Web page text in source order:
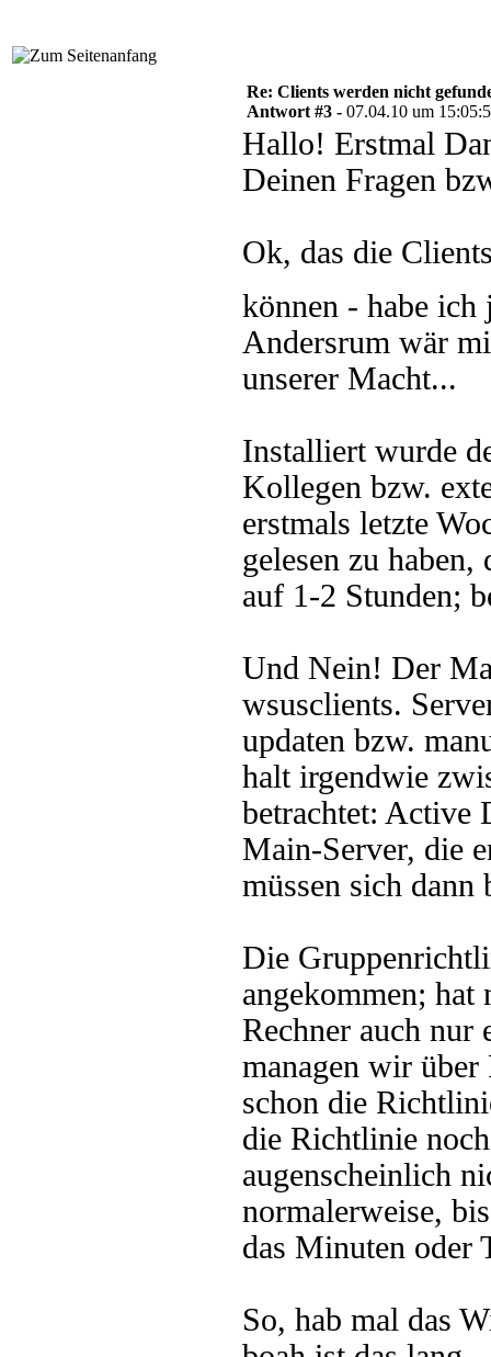
Re: Clients werden nicht
Antwort #3 - 07.04.10 um
Hallo! Erstmal
Deinen Fragen
Ok, das die
können - habe
Andersrum wär
unserer Macht...
Installiert wurde
Kollegen bzw.
erstmals letzte
gelesen zu
auf 1-2 Stunden;
Und Nein! Der
wsusclients.
updaten bzw.
halt irgendwie
betrachtet: Active
Main-Server, die
müssen sich
Die
angekommen; hat
Rechner auch
managen wir über
schon die
die Richtlinie
augenscheinlich
normalerweise,
das Minuten oder
So, hab mal das